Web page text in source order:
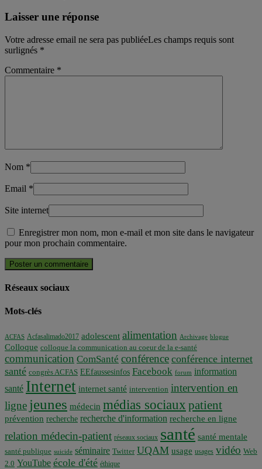
Laisser une réponse
Votre adresse email ne sera pas publiéeLes champs requis sont
surlignés *
Commentaire *
Nom *
Email *
Site internet
Enregistrer mon nom, mon e-mail et mon site dans le navigateur
pour mon prochain commentaire.
Réseaux sociaux
Mots-clés
ACFAS Acfasalimado2017 adolescent alimentation Archivage blogue
Colloque colloque la communication au coeur de la e-santé
communication ComSanté conférence conférence internet
santé congrès ACFAS EEfaussesinfos Facebook forum information
santé Internet internet santé intervention intervention en
ligne jeunes médecin médias sociaux patient
prévention recherche recherche d'information recherche en ligne
relation médecin-patient réseaux sociaux santé santé mentale
santé publique suicide séminaire Twitter UQAM usage usages vidéo Web
2.0 YouTube école d'été éthique